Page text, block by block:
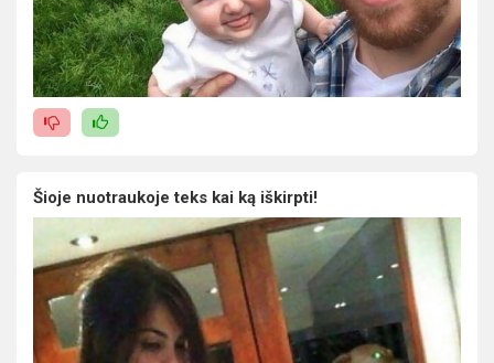
Šioje nuotraukoje teks kai ką iškirpti!